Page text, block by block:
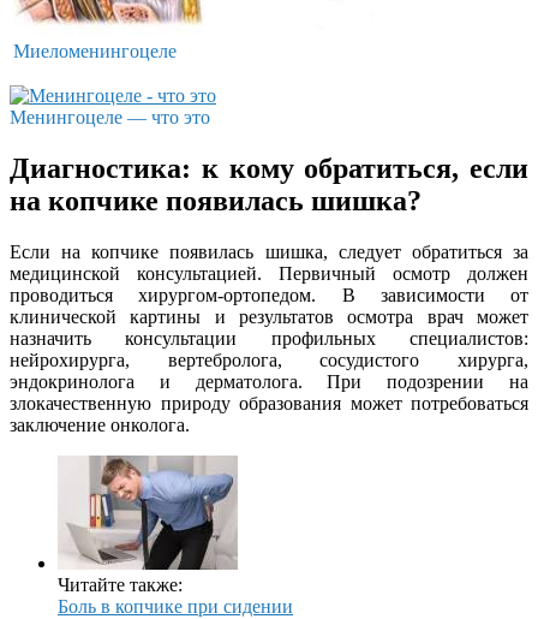
Миеломенингоцеле
Менингоцеле — что это
Диагностика: к кому обратиться, если
на копчике появилась шишка?
Если на копчике появилась шишка, следует обратиться за
медицинской консультацией. Первичный осмотр должен
проводиться хирургом-ортопедом. В зависимости от
клинической картины и результатов осмотра врач может
назначить консультации профильных специалистов:
нейрохирурга, вертебролога, сосудистого хирурга,
эндокринолога и дерматолога. При подозрении на
злокачественную природу образования может потребоваться
заключение онколога.
Читайте также:
Боль в копчике при сидении